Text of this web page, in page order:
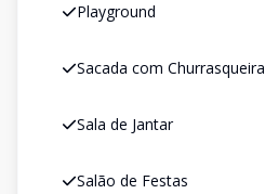
Playground
Sacada com Churrasqueira
Sala de Jantar
Salão de Festas